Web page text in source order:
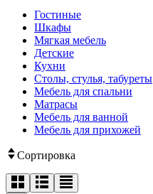
Гостиные
Шкафы
Мягкая мебель
Детские
Кухни
Столы, стулья, табуреты
Мебель для спальни
Матрасы
Мебель для ванной
Мебель для прихожей
Сортировка